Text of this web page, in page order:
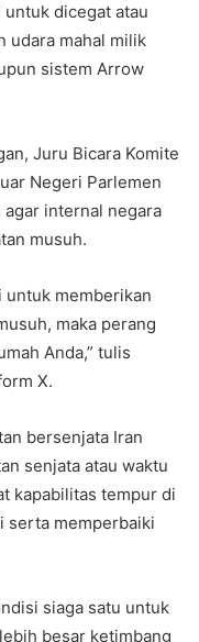
dicegat atau
udara mahal milik
sistem Arrow
Juru Bicara Komite
Negeri Parlemen
agar internal negara
musuh.
untuk memberikan
maka perang
Anda,” tulis
X.
bersenjata Iran
senjata atau waktu
kapabilitas tempur di
serta memperbaiki
siaga satu untuk
besar ketimbang